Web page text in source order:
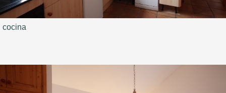
cocina